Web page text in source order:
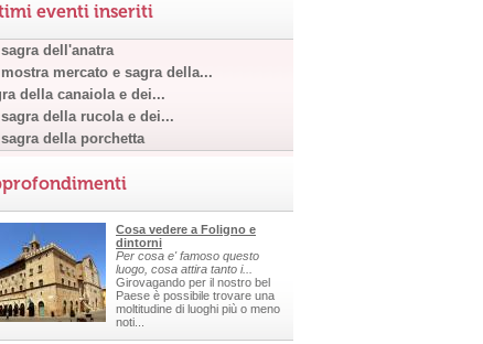
eventi inseriti
sagra dell'anatra
mostra mercato e sagra della...
della canaiola e dei...
sagra della rucola e dei...
sagra della porchetta
Cosa vedere a Foligno e
dintorni
Per cosa e' famoso questo
luogo, cosa attira tanto i...
Girovagando per il nostro bel
Paese è possibile trovare una
moltitudine di luoghi più o meno
noti...